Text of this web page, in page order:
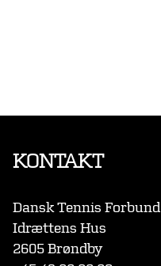
KONTAKT
Dansk Tennis Forbund
Idrættens Hus
2605 Brøndby